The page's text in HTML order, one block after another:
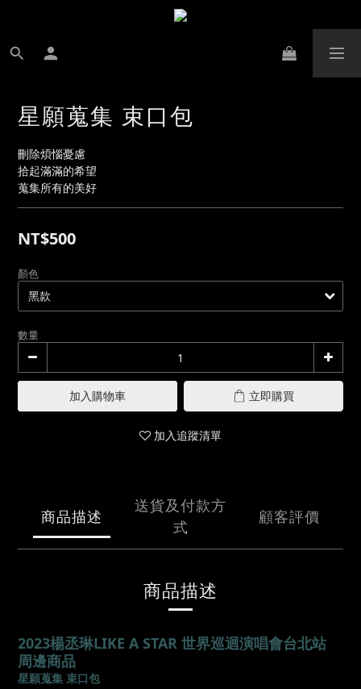
星願蒐集 束口包
刪除煩惱憂慮
拾起滿滿的希望
蒐集所有的美好
NT$500
顏色
數量
加入購物車 立即購買
加入追蹤清單
商品描述
送貨及付款方
式
顧客評價
商品描述
2023楊丞琳LIKE A STAR 世界巡迴演唱會台北站
周邊商品
星願蒐集 束口包